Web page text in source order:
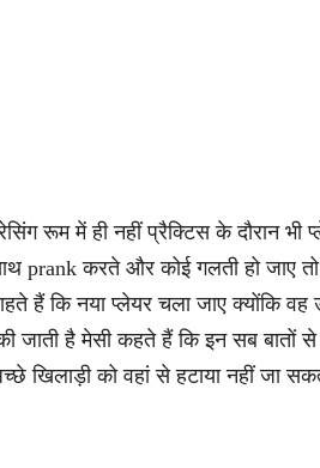
रूम में ही नहीं प्रैक्टिस के दौरान भी
prank करते और कोई गलती हो जाए
हैं कि नया प्लेयर चला जाए क्योंकि
जाती है मेसी कहते हैं कि इन सब बातों
खिलाड़ी को वहां से हटाया नहीं जा